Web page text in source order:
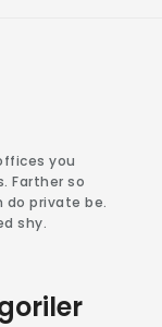
you
Farther so
do private be.
shy.